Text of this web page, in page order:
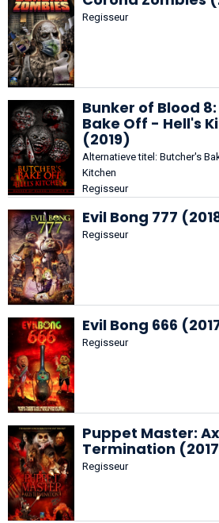
Regisseur
Bunker of Blood
Bake Off - Hell's
(2019)
Alternatieve titel: Butcher's
Kitchen
Regisseur
Evil Bong 777
Regisseur
Evil Bong 666
Regisseur
Puppet Master:
Termination
Regisseur